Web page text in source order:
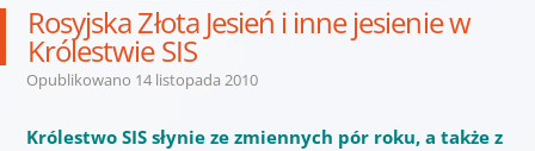
Rosyjska Złota Jesień i inne jesienie w
Królestwie SIS
Opublikowano 14 listopada 2010
Królestwo SIS słynie ze zmiennych pór roku, a także z